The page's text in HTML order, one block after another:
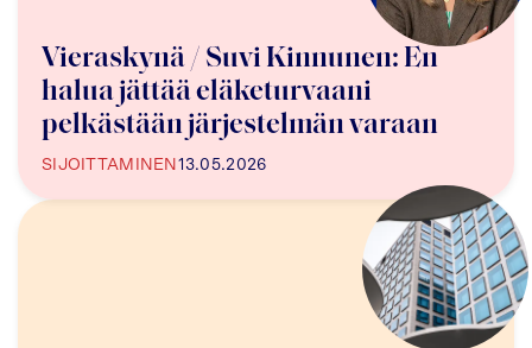
Vieraskynä / Suvi Kinnunen: En
halua jättää eläketurvaani
pelkästään järjestelmän varaan
SIJOITTAMINEN 13.05.2026